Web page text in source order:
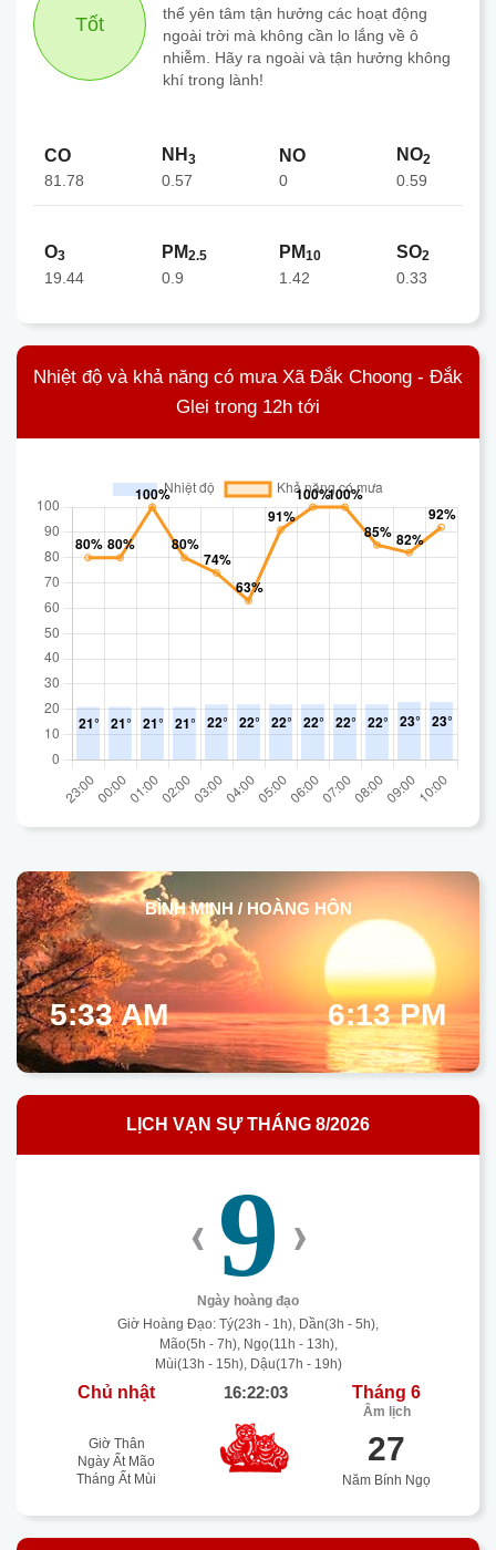
Tốt
thể yên tâm tận hưởng các hoạt động
ngoài trời mà không cần lo lắng về ô
nhiễm. Hãy ra ngoài và tận hưởng không
khí trong lành!
CO
81.78
NH 3
0.57
NO
0
NO2
0.59
O3
19.44
PM2.5
0.9
PM10
1.42
SO2
0.33
Nhiệt độ và khả năng có mưa Xã Đắk Choong - Đắk
Glei trong 12h tới
BÌNH MINH / HOÀNG HÔN
5:33 AM 6:13 PM
LỊCH VẠN SỰ THÁNG 8/2026
‹ 9 ›
Ngày hoàng đạo
Giờ Hoàng Đạo: Tý(23h - 1h), Dần(3h - 5h),
Mão(5h - 7h), Ngọ(11h - 13h),
Mùi(13h - 15h), Dậu(17h - 19h)
Chủ nhật 16:22:04 Tháng 6
Âm lịch
Giờ Thân
Ngày Ất Mão
Tháng Ất Mùi
27
Năm Bính Ngọ